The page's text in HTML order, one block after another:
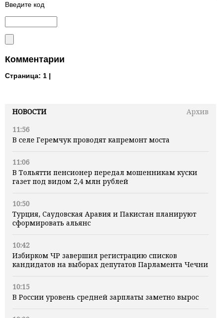
НОВОСТИ
Архив
11:56
В селе Геремчук проводят капремонт моста
11:06
В Тольятти пенсионер передал мошенникам куски
газет под видом 2,4 млн рублей
10:50
Турция, Саудовская Аравия и Пакистан планируют
сформировать альянс
10:42
Избирком ЧР завершил регистрацию списков
кандидатов на выборах депутатов Парламента Чечни
10:15
В России уровень средней зарплаты заметно вырос
Введите код
Комментарии
Страница: 1 |